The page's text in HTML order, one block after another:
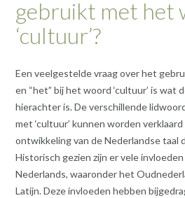
gebruikt met het
‘cultuur’?
Een veelgestelde vraag over het
en “het” bij het woord ‘cultuur’ is wat
hierachter is. De verschillende
met ‘cultuur’ kunnen worden
ontwikkeling van de Nederlandse taal
Historisch gezien zijn er vele
Nederlands, waaronder het
Latijn. Deze invloeden hebben